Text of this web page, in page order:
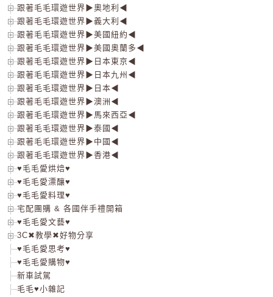
跟著毛毛環遊世界▶奧地利◀
跟著毛毛環遊世界▶義大利◀
跟著毛毛環遊世界▶美國紐約◀
跟著毛毛環遊世界▶美國奧蘭多◀
跟著毛毛環遊世界▶日本東京◀
跟著毛毛環遊世界▶日本九州◀
跟著毛毛環遊世界▶日本◀
跟著毛毛環遊世界▶澳洲◀
跟著毛毛環遊世界▶馬來西亞◀
跟著毛毛環遊世界▶泰國◀
跟著毛毛環遊世界▶中國◀
跟著毛毛環遊世界▶香港◀
♥毛毛愛烘焙♥
♥毛毛愛漂釀♥
♥毛毛愛料理♥
宅配團購 & 各國伴手禮開箱
♥毛毛愛文藝♥
3C✖教學✖好物分享
♥毛毛愛思考♥
♥毛毛愛購物♥
新車試駕
毛毛♥小雜記